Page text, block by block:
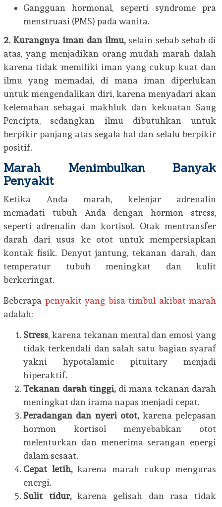
Gangguan hormonal, seperti syndrome pra
menstruasi (PMS) pada wanita.
2. Kurangnya iman dan ilmu, selain sebab-sebab di
atas, yang menjadikan orang mudah marah dalah
karena tidak memiliki iman yang cukup kuat dan
ilmu yang memadai, di mana iman diperlukan
untuk mengendalikan diri, karena menyadari akan
kelemahan sebagai makhluk dan kekuatan Sang
Pencipta, sedangkan ilmu dibutuhkan untuk
berpikir panjang atas segala hal dan selalu berpikir
positif.
Marah Menimbulkan Banyak
Penyakit
Ketika Anda marah, kelenjar adrenalin
memadati tubuh Anda dengan hormon stress,
seperti adrenalin dan kortisol. Otak mentransfer
darah dari usus ke otot untuk mempersiapkan
kontak fisik. Denyut jantung, tekanan darah, dan
temperatur tubuh meningkat dan kulit
berkeringat.
Beberapa penyakit yang bisa timbul akibat marah
adalah:
Stress, karena tekanan mental dan emosi yang
tidak terkendali dan salah satu bagian syaraf
yakni hypotalamic pituitary menjadi
hiperaktif.
Tekanan darah tinggi, di mana tekanan darah
meningkat dan irama napas menjadi cepat.
Peradangan dan nyeri otot, karena pelepasan
hormon kortisol menyebabkan otot
melenturkan dan menerima serangan energi
dalam sesaat.
Cepat letih,karena marah cukup menguras
energi.
Sulit tidur,karena gelisah dan rasa tidak